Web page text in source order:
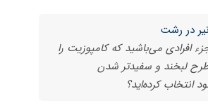
در رشت
افرادی می‌باشید که کامپوزیت را
لبخند و سفیدتر شدن
انتخاب کرده‌اید؟